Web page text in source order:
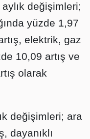
değişimleri;
yüzde 1,97
elektrik, gaz
10,09 artış ve
olarak
değişimleri; ara
dayanıklı